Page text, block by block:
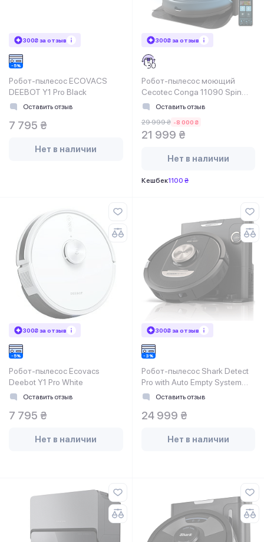
300₴ за отзыв
Робот-пылесос ECOVACS
DEEBOT Y1 Pro Black
Оставить отзыв
7 795 ₴
Нет в наличии
300₴ за отзыв
Робот-пылесос моющий
Cecotec Conga 11090 Spin
Revolution Home&Wash
Оставить отзыв
29 999 ₴ -8 000 ₴
21 999 ₴
Нет в наличии
Кешбек1100 ₴
300₴ за отзыв
Робот-пылесос Ecovacs
Deebot Y1 Pro White
Оставить отзыв
7 795 ₴
Нет в наличии
300₴ за отзыв
Робот-пылесос Shark Detect
Pro with Auto Empty System
RV2820VEEU
Оставить отзыв
24 999 ₴
Нет в наличии